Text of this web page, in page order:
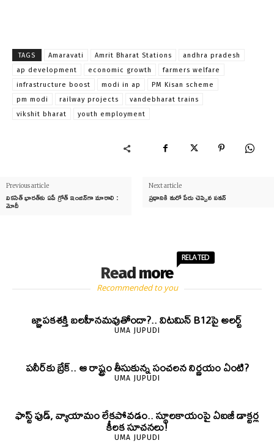
TAGS Amaravati Amrit Bharat Stations
andhra pradesh
ap development
economic growth
farmers welfare
infrastructure boost
modi in ap
PM Kisan scheme
pm modi
railway projects
vandebharat trains
vikshit bharat
youth employment
Previous article
వికసిత్ భారత్‌కు ఏపీ గ్రోత్ ఇంజిన్‌గా మారాలి :
మోదీ
Next article
ప్రధానికి మరో పేరు చెప్పిన పవన్
Read more
RELATED
Recommended to you
జ్ఞాపకశక్తి బలహీనమవుతోందా?.. విటమిన్ B12పై అలర్ట్
UMA JUPUDI
పనీర్‌కు బ్రేక్.. ఆ రాష్ట్రం తీసుకున్న సంచలన నిర్ణయం ఏంటి?
UMA JUPUDI
ఫాస్ట్ ఫుడ్, వ్యాయామం లేకపోవడం.. స్థూలకాయంపై ఏఐజీ డాక్టర్ల
కీలక సూచనలు!
UMA JUPUDI